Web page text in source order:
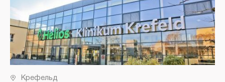
Крефельд